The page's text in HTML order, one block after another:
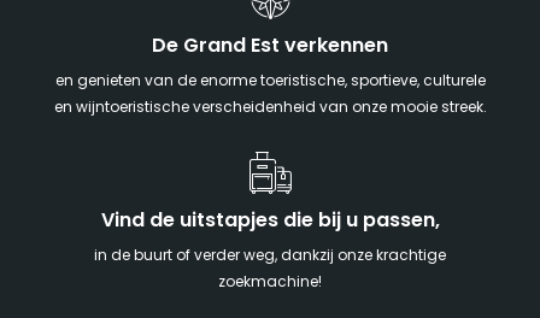
De Grand Est verkennen
en genieten van de enorme toeristische, sportieve, culturele
en wijntoeristische verscheidenheid van onze mooie streek.
Vind de uitstapjes die bij u passen,
in de buurt of verder weg, dankzij onze krachtige
zoekmachine!